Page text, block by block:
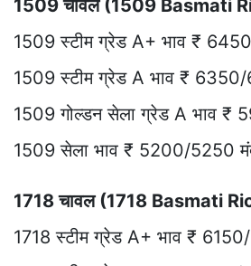
1509 चावल (1509 Basmati
1509 स्टीम ग्रेड A+ भाव ₹
1509 स्टीम ग्रेड A भाव ₹
1509 गोल्डन सेला ग्रेड A भाव
1509 सेला भाव ₹ 5200/5250
1718 चावल (1718 Basmati
1718 स्टीम ग्रेड A+ भाव ₹